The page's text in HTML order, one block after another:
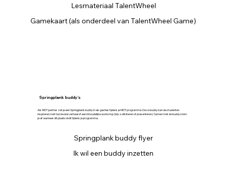
Lesmateriaal TalentWheel
Gamekaart (als onderdeel van TalentWheel Game)
Springplank buddy's
Als MDT partner zet je een Springplank buddy in als gastles tijdens je MDT programma. Deze buddy kan de studenten
inspireren met hun levensverhaal of een inhoudelijke workshop (bijv. solliciteren of presenteren). Samen met de buddy stem
je af wanneer dit plaatsvindt tijdens je programma.
Springplank buddy flyer
Ik wil een buddy inzetten